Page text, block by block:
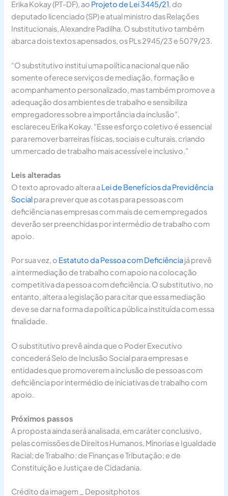
Erika Kokay (PT-DF), ao Projeto de Lei 3445/21, do
deputado licenciado (SP) e atual ministro das Relações
Institucionais, Alexandre Padilha. O substitutivo também
abarca dois textosapensados, os PLs 2945/23 e 5079/23.
“O substitutivo institui uma política nacional que não
somente oferece serviços de mediação, formação e
acompanhamento personalizado, mas também promove a
adequação dos ambientes de trabalho e sensibiliza
empregadores sobre a importância da inclusão”,
esclareceu Erika Kokay. “Esse esforço coletivo é essencial
para remover barreiras físicas, sociais e culturais, criando
um mercado de trabalho mais acessível e inclusivo.”
Leis alteradas
O texto aprovado altera aLei de Benefícios da Previdência
Socialpara prever que as cotas para pessoas com
deficiência nas empresas com mais de cem empregados
deverão ser preenchidas por intermédio de trabalho com
apoio.
Por sua vez, o Estatuto da Pessoa com Deficiênciajá prevê
a intermediação de trabalho com apoio na colocação
competitiva da pessoa com deficiência. O substitutivo, no
entanto, altera a legislação para citar que essa mediação
deve se dar na forma da política pública instituída com essa
finalidade.
O substitutivo prevê ainda que o Poder Executivo
concederá Selo de Inclusão Social para empresas e
entidades que promoverem a inclusão de pessoas com
deficiência por intermédio de iniciativas de trabalho com
apoio.
Próximos passos
A proposta ainda será analisada, emcaráter conclusivo,
pelas comissões de Direitos Humanos, Minorias e Igualdade
Racial; de Trabalho; de Finanças e Tributação; e de
Constituição e Justiça e de Cidadania.
Crédito da imagem _ Depositphotos